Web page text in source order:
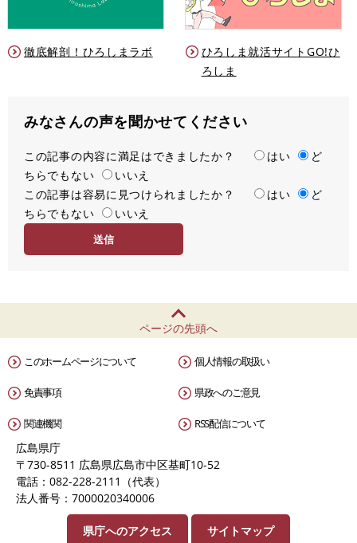
徹底解剖！ひろしまラボ
ひろしま就活サイトGO!ひ
ろしま
みなさんの声を聞かせてください
満
足
度
この記事の内容に満足はできましたか？ はい
ど
ちらでもない
いいえ
容
易
この記事は容易に見つけられましたか？ はい
ど
ちらでもない
いいえ
ページの先頭へ
このホームページについて 個人情報の取扱い
免責事項 県政へのご意見
関連機関 RSS配信について
広島県庁
〒730-8511 広島県広島市中区基町10-52
電話：082-228-2111（代表）
法人番号：7000020340006
県庁へのアクセス サイトマップ